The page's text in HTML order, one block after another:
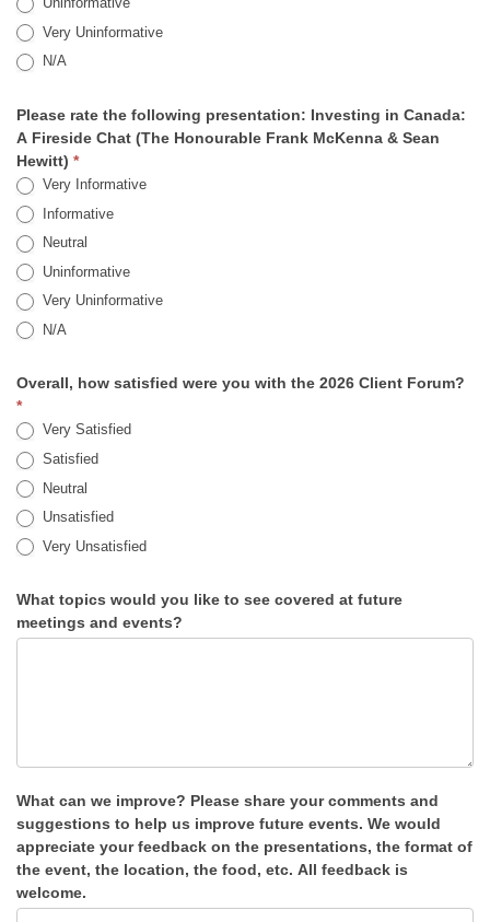
Very Uninformative
N/A
Please rate the following presentation: Investing in Canada:
A Fireside Chat (The Honourable Frank McKenna & Sean
Hewitt) *
Very Informative
Informative
Neutral
Uninformative
Very Uninformative
N/A
Overall, how satisfied were you with the 2026 Client Forum?
*
Very Satisfied
Satisfied
Neutral
Unsatisfied
Very Unsatisfied
What topics would you like to see covered at future
meetings and events?
What can we improve? Please share your comments and
suggestions to help us improve future events. We would
appreciate your feedback on the presentations, the format of
the event, the location, the food, etc. All feedback is
welcome.